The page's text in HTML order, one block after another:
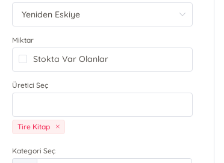
Miktar
Stokta Var Olanlar
Üretici Seç
Tire Kitap
Kategori Seç